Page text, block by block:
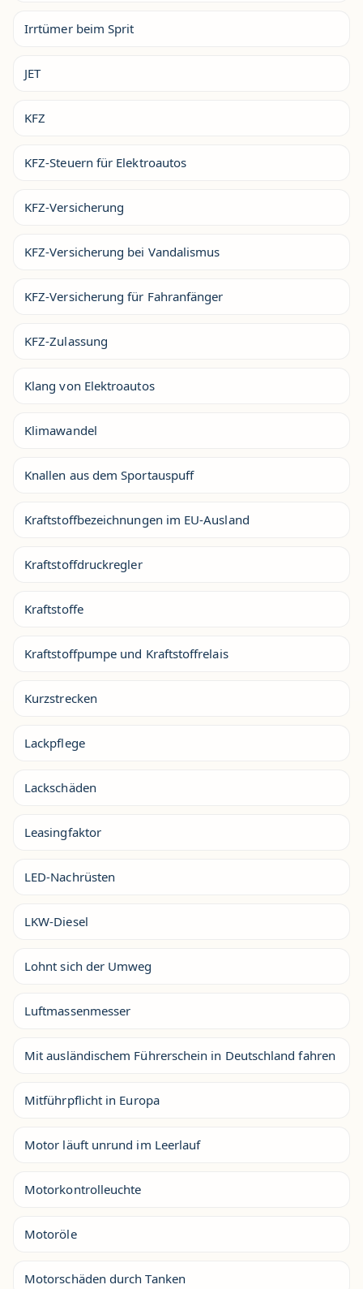
Irrtümer beim Sprit
JET
KFZ
KFZ-Steuern für Elektroautos
KFZ-Versicherung
KFZ-Versicherung bei Vandalismus
KFZ-Versicherung für Fahranfänger
KFZ-Zulassung
Klang von Elektroautos
Klimawandel
Knallen aus dem Sportauspuff
Kraftstoffbezeichnungen im EU-Ausland
Kraftstoffdruckregler
Kraftstoffe
Kraftstoffpumpe und Kraftstoffrelais
Kurzstrecken
Lackpflege
Lackschäden
Leasingfaktor
LED-Nachrüsten
LKW-Diesel
Lohnt sich der Umweg
Luftmassenmesser
Mit ausländischem Führerschein in Deutschland fahren
Mitführpflicht in Europa
Motor läuft unrund im Leerlauf
Motorkontrolleuchte
Motoröle
Motorschäden durch Tanken